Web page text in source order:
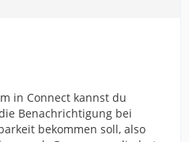
in Connect kannst du
Benachrichtigung bei
bekommen soll, also